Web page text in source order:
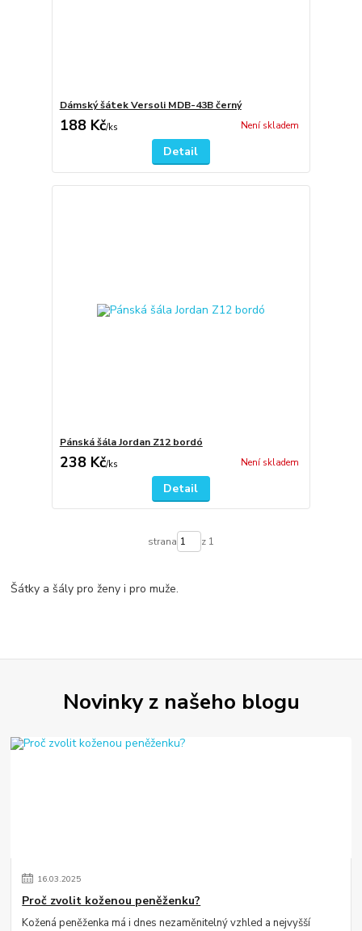
Dámský šátek Versoli MDB-43B černý
188 Kč/ks Není skladem
Detail
Pánská šála Jordan Z12 bordó
238 Kč/ks Není skladem
Detail
strana z 1
Šátky a šály pro ženy i pro muže.
Novinky z našeho blogu
16.03.2025
Proč zvolit koženou peněženku?
Kožená peněženka má i dnes nezaměnitelný vzhled a nejvyšší